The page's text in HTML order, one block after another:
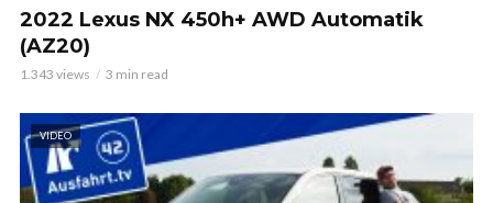
2022 Lexus NX 450h+ AWD Automatik
(AZ20)
1.343 views 3 min read
VIDEO